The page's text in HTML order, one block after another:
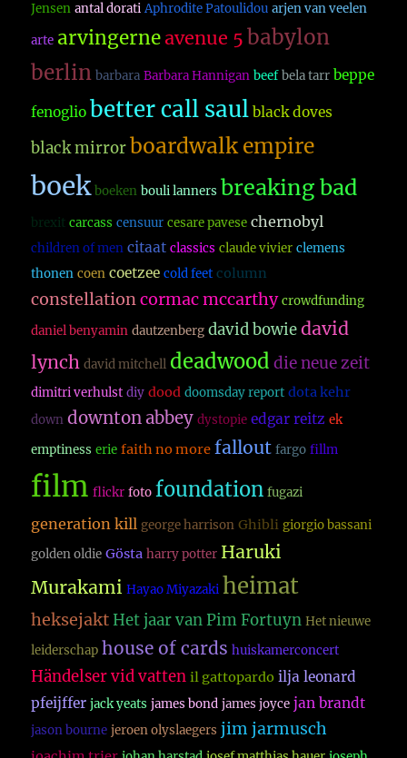
Jensen antal dorati Aphrodite Patoulidou arjen van veelen
arte arvingerne avenue 5 babylon
berlin barbara Barbara Hannigan beef bela tarr beppe
fenoglio better call saul black doves
black mirror boardwalk empire
boek boeken bouli lanners breaking bad
brexit carcass censuur cesare pavese chernobyl
children of men citaat classics claude vivier clemens
thonen coen coetzee cold feet column
constellationcormac mccarthy crowdfunding
daniel benyamin dautzenberg david bowie david
lynch david mitchell deadwood die neue zeit
dimitri verhulst diy dood doomsday report dota kehr
down downton abbey dystopie edgar reitz ek
emptiness erie faith no more fallout fargo fillm
film flickr foto foundation fugazi
generation kill george harrison Ghibli giorgio bassani
golden oldie Gösta harry potter Haruki
Murakami Hayao Miyazaki heimat
heksejakt Het jaar van Pim Fortuyn Het nieuwe
leiderschap house of cards huiskamerconcert
Händelser vid vatten il gattopardo ilja leonard
pfeijffer jack yeats james bond james joyce jan brandt
jason bourne jeroen olyslaegers jim jarmusch